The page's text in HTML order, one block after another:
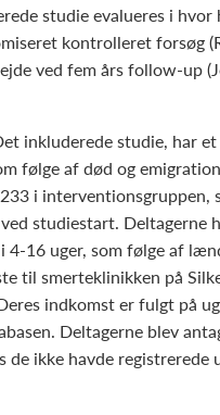
studie evalueres i hvor
kontrolleret forsøg
ved fem års follow-up
inkluderede studie, har
følge af død og
i interventionsgruppen,
studiestart. Deltagerne
4-16 uger, som følge af
til smerteklinikken på
indkomst er fulgt på
Deltagerne blev
de ikke havde registrerede